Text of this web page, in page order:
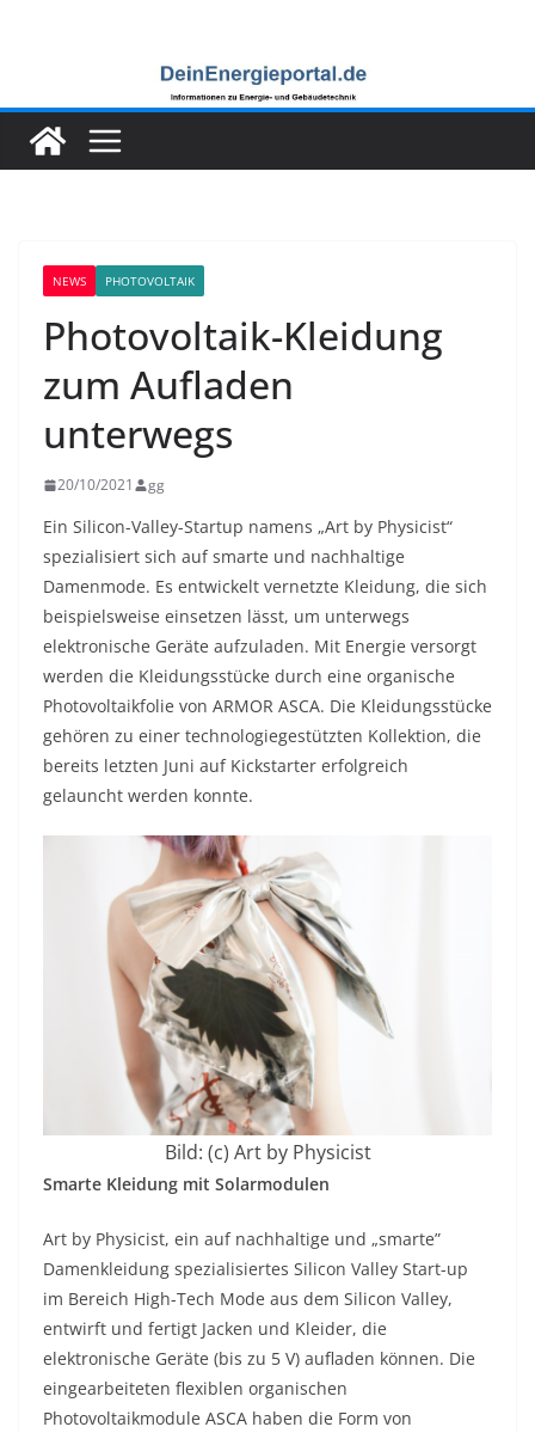
NEWS PHOTOVOLTAIK
Photovoltaik-Kleidung
zum Aufladen
unterwegs
20/10/2021 gg
Ein Silicon-Valley-Startup namens „Art by Physicist“
spezialisiert sich auf smarte und nachhaltige
Damenmode. Es entwickelt vernetzte Kleidung, die sich
beispielsweise einsetzen lässt, um unterwegs
elektronische Geräte aufzuladen. Mit Energie versorgt
werden die Kleidungsstücke durch eine organische
Photovoltaikfolie von ARMOR ASCA. Die Kleidungsstücke
gehören zu einer technologiegestützten Kollektion, die
bereits letzten Juni auf Kickstarter erfolgreich
gelauncht werden konnte.
Bild: (c) Art by Physicist
Smarte Kleidung mit Solarmodulen
Art by Physicist, ein auf nachhaltige und „smarte”
Damenkleidung spezialisiertes Silicon Valley Start-up
im Bereich High-Tech Mode aus dem Silicon Valley,
entwirft und fertigt Jacken und Kleider, die
elektronische Geräte (bis zu 5 V) aufladen können. Die
eingearbeiteten flexiblen organischen
Photovoltaikmodule ASCA haben die Form von